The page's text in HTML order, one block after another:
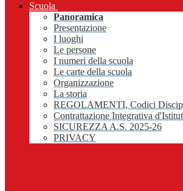
Scuola
Panoramica
Presentazione
I luoghi
Le persone
I numeri della scuola
Le carte della scuola
Organizzazione
La storia
REGOLAMENTI, Codici
Contrattazione Integrativa
SICUREZZA A.S. 2025-26
PRIVACY